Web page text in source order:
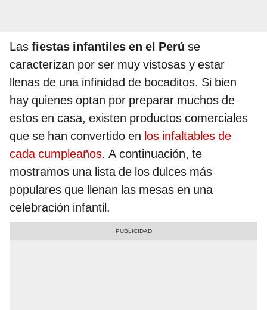
Las fiestas infantiles en el Perú se
caracterizan por ser muy vistosas y estar
llenas de una infinidad de bocaditos. Si bien
hay quienes optan por preparar muchos de
estos en casa, existen productos comerciales
que se han convertido en los infaltables de
cada cumpleaños. A continuación, te
mostramos una lista de los dulces más
populares que llenan las mesas en una
celebración infantil.